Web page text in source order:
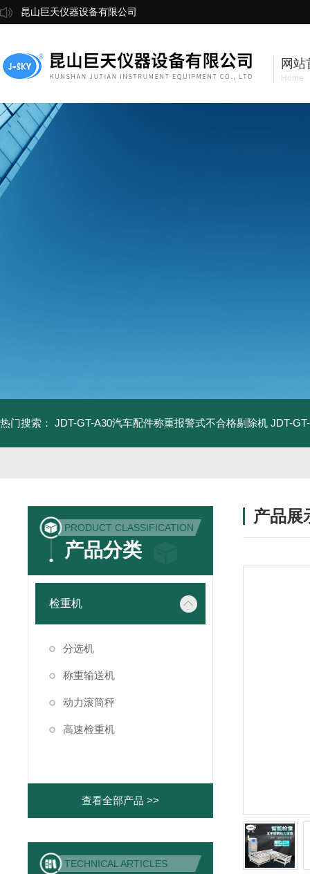
昆山巨天仪器设备有限公司
网站
Home
热门搜索： JDT-GT-A30汽车配件称重报警式不合格剔除机 JDT-
PRODUCT CLASSIFICATION
产品分类
检重机
分选机
称重输送机
动力滚筒秤
高速检重机
查看全部产品 >>
TECHNICAL ARTICLES
产品展